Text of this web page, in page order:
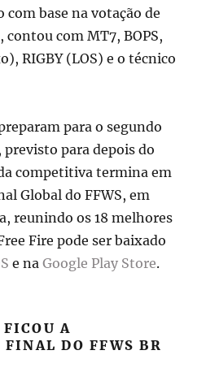
base na votação de
contou com MT7, BOPS,
RIGBY (LOS) e o técnico
para o segundo
previsto para depois do
competitiva termina em
Global do FFWS, em
reunindo os 18 melhores
Fire pode ser baixado
e naGoogle Play Store.
A
DO FFWS BR